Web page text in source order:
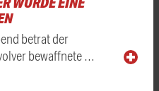
betrat der
bewaffnete …